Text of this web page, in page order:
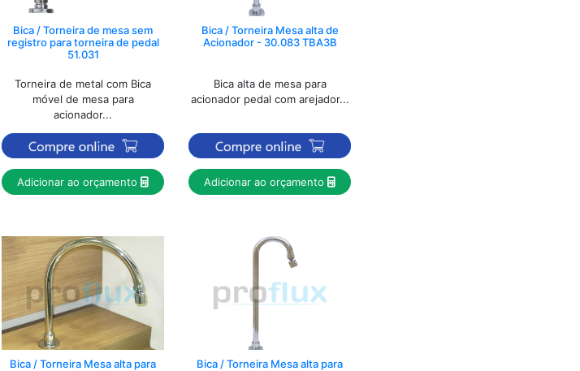
Bica / Torneira de mesa sem
registro para torneira de pedal
51.031
Torneira de metal com Bica
móvel de mesa para
acionador...
Adicionar ao orçamento
Bica / Torneira Mesa alta de
Acionador - 30.083 TBA3B
Bica alta de mesa para
acionador pedal com arejador...
Adicionar ao orçamento
Bica / Torneira Mesa alta para
Bica / Torneira Mesa alta para